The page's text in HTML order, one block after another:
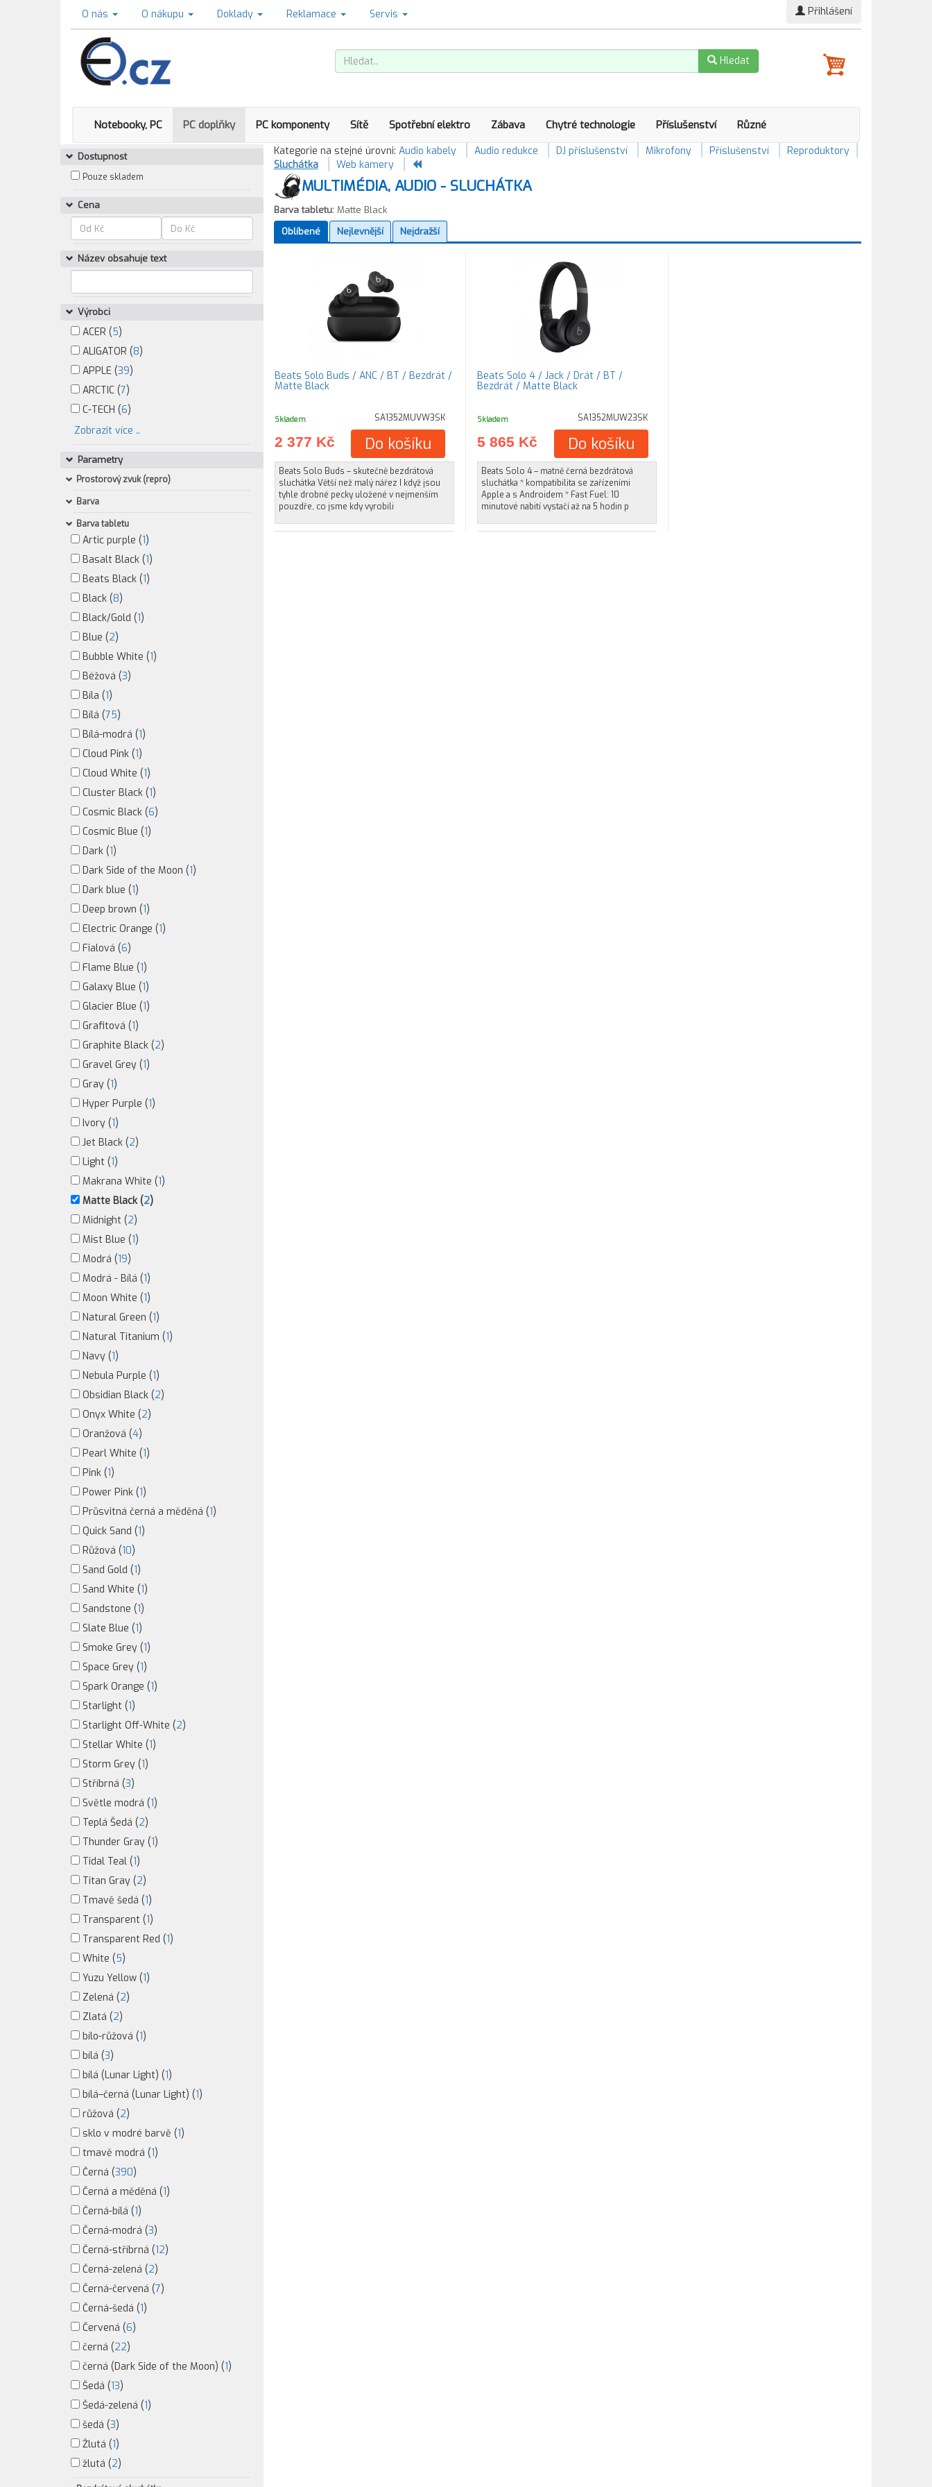
O nás O nákupu Doklady Reklamace Servis Přihlášení
Hledat
Notebooky, PC PC doplňky PC komponenty Sítě Spotřební elektro Zábava Chytré technologie Příslušenství Různé
Dostupnost
Pouze skladem
Cena
Název obsahuje text
Výrobci
ACER (5)
ALIGATOR (8)
APPLE (39)
ARCTIC (7)
C-TECH (6)
Zobrazit více ..
Parametry
Prostorový zvuk (repro)
Barva
Barva tabletu
Artic purple (1)
Basalt Black (1)
Beats Black (1)
Black (8)
Black/Gold (1)
Blue (2)
Bubble White (1)
Béžová (3)
Bíla (1)
Bílá (75)
Bílá-modrá (1)
Cloud Pink (1)
Cloud White (1)
Cluster Black (1)
Cosmic Black (6)
Cosmic Blue (1)
Dark (1)
Dark Side of the Moon (1)
Dark blue (1)
Deep brown (1)
Electric Orange (1)
Fialová (6)
Flame Blue (1)
Galaxy Blue (1)
Glacier Blue (1)
Grafitová (1)
Graphite Black (2)
Gravel Grey (1)
Gray (1)
Hyper Purple (1)
Ivory (1)
Jet Black (2)
Light (1)
Makrana White (1)
Matte Black (2)
Midnight (2)
Mist Blue (1)
Modrá (19)
Modrá - Bílá (1)
Moon White (1)
Natural Green (1)
Natural Titanium (1)
Navy (1)
Nebula Purple (1)
Obsidian Black (2)
Onyx White (2)
Oranžová (4)
Pearl White (1)
Pink (1)
Power Pink (1)
Průsvitná černá a měděná (1)
Quick Sand (1)
Růžová (10)
Sand Gold (1)
Sand White (1)
Sandstone (1)
Slate Blue (1)
Smoke Grey (1)
Space Grey (1)
Spark Orange (1)
Starlight (1)
Starlight Off-White (2)
Stellar White (1)
Storm Grey (1)
Stříbrná (3)
Světle modrá (1)
Teplá Šedá (2)
Thunder Gray (1)
Tidal Teal (1)
Titan Gray (2)
Tmavě šedá (1)
Transparent (1)
Transparent Red (1)
White (5)
Yuzu Yellow (1)
Zelená (2)
Zlatá (2)
bílo-růžová (1)
bílá (3)
bílá (Lunar Light) (1)
bílá–černá (Lunar Light) (1)
růžová (2)
sklo v modré barvě (1)
tmavě modrá (1)
Černá (390)
Černá a měděná (1)
Černá-bílá (1)
Černá-modrá (3)
Černá-stříbrná (12)
Černá-zelená (2)
Černá-červená (7)
Černá-šedá (1)
Červená (6)
černá (22)
černá (Dark Side of the Moon) (1)
Šedá (13)
Šedá-zelená (1)
šedá (3)
Žlutá (1)
žlutá (2)
Kategorie na stejné úrovni: Audio kabely Audio redukce DJ příslušenství Mikrofony Příslušenství
Reproduktory
Sluchátka
Web kamery
MULTIMÉDIA, AUDIO - SLUCHÁTKA
Barva tabletu:Matte Black
Oblíbené
Nejlevnější Nejdražší
Beats Solo Buds / ANC / BT / Bezdrát /
Matte Black
Skladem SA1352MUVW3SK
2 377 Kč Do košíku
Beats Solo Buds – skutečně bezdrátová
sluchátka Větší než malý nářez I když jsou
tyhle drobné pecky uložené v nejmenším
pouzdře, co jsme kdy vyrobili
Beats Solo 4 / Jack / Drát / BT /
Bezdrát / Matte Black
Skladem SA1352MUW23SK
5 865 Kč Do košíku
Beats Solo 4 – matně černá bezdrátová
sluchátka * kompatibilita se zařízeními
Apple a s Androidem * Fast Fuel: 10
minutové nabití vystačí až na 5 hodin p